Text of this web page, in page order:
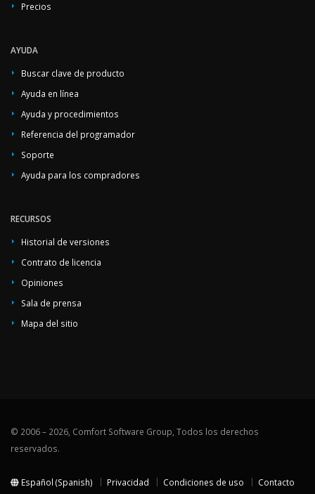
Precios
AYUDA
Buscar clave de producto
Ayuda en línea
Ayuda y procedimientos
Referencia del programador
Soporte
Ayuda para los compradores
RECURSOS
Historial de versiones
Contrato de licencia
Opiniones
Sala de prensa
Mapa del sitio
© 2006 – 2026, Comfort Software Group, Todos los derechos
reservados.
Español (Spanish) Privacidad Condiciones de uso Contacto